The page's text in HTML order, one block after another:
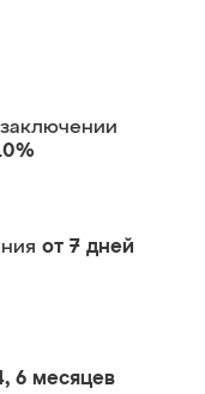
от 7 дней
6 месяцев